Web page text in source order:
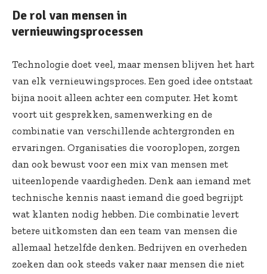
De rol van mensen in
vernieuwingsprocessen
Technologie doet veel, maar mensen blijven het hart
van elk vernieuwingsproces. Een goed idee ontstaat
bijna nooit alleen achter een computer. Het komt
voort uit gesprekken, samenwerking en de
combinatie van verschillende achtergronden en
ervaringen. Organisaties die vooroplopen, zorgen
dan ook bewust voor een mix van mensen met
uiteenlopende vaardigheden. Denk aan iemand met
technische kennis naast iemand die goed begrijpt
wat klanten nodig hebben. Die combinatie levert
betere uitkomsten dan een team van mensen die
allemaal hetzelfde denken. Bedrijven en overheden
zoeken dan ook steeds vaker naar mensen die niet